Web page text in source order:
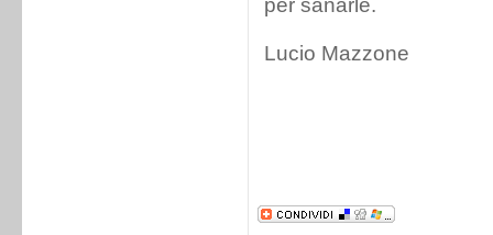
per sanarle.
Lucio Mazzone